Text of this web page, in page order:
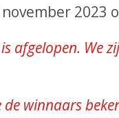
2023
is afgelopen. We
winnaars